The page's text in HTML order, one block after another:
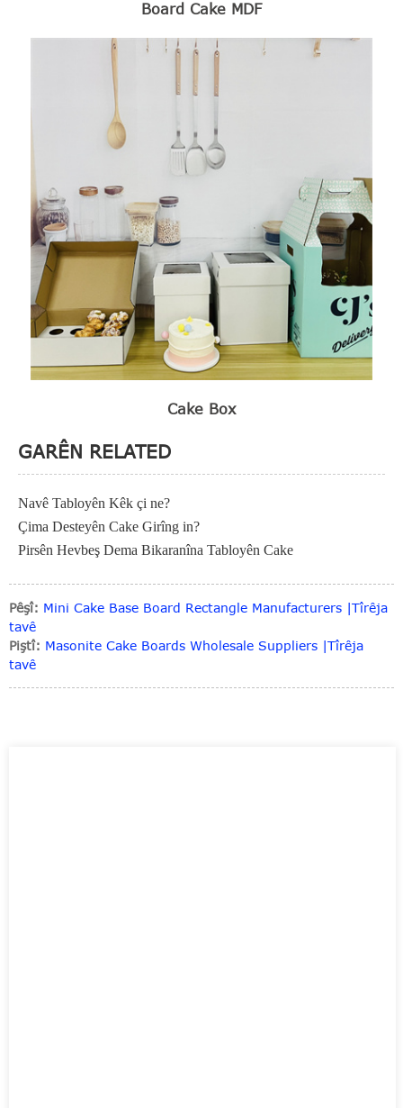
Board Cake MDF
Cake Box
GARÊN RELATED
Navê Tabloyên Kêk çi ne?
Çima Desteyên Cake Girîng in?
Pirsên Hevbeş Dema Bikaranîna Tabloyên Cake
Pêşî: Mini Cake Base Board Rectangle Manufacturers |Tîrêja
tavê
Piştî: Masonite Cake Boards Wholesale Suppliers |Tîrêja
tavê